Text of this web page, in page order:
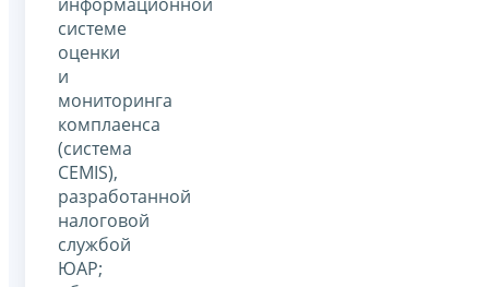
системе
оценки
и
мониторинга
комплаенса
(система
CEMIS),
разработанной
налоговой
службой
ЮАР;